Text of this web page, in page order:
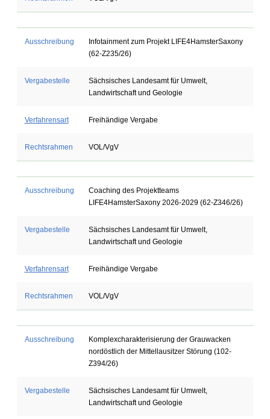
Ausschreibung
Infotainment zum Projekt LIFE4HamsterSaxony
(62-Z235/26)
Vergabestelle
Sächsisches Landesamt für Umwelt,
Landwirtschaft und Geologie
Verfahrensart Freihändige Vergabe
Rechtsrahmen VOL/VgV
Ausschreibung
Coaching des Projektteams
LIFE4HamsterSaxony 2026-2029 (62-Z346/26)
Vergabestelle
Sächsisches Landesamt für Umwelt,
Landwirtschaft und Geologie
Verfahrensart Freihändige Vergabe
Rechtsrahmen VOL/VgV
Ausschreibung
Komplexcharakterisierung der Grauwacken
nordöstlich der Mittellausitzer Störung (102-
Z394/26)
Vergabestelle
Sächsisches Landesamt für Umwelt,
Landwirtschaft und Geologie